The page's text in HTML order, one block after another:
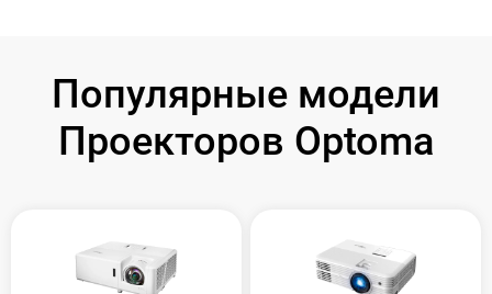
Популярные модели
Проекторов Optoma